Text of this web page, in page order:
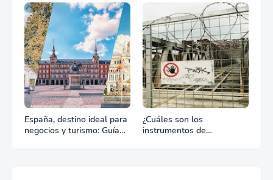
equipos define el éxito de
tu celebración
España, destino ideal para
negocios y turismo: Guía
¿Cuáles son los
instrumentos de